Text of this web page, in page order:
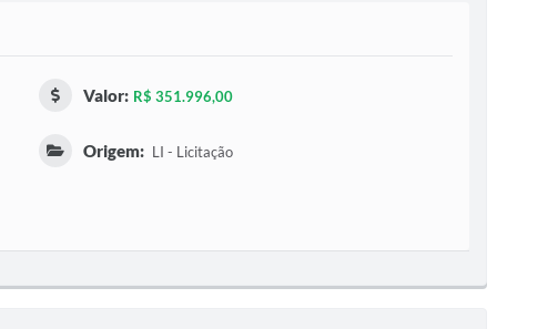
Valor: R$ 351.996,00
Origem: LI - Licitação